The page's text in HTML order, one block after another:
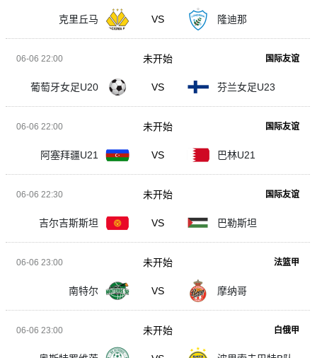
克里丘马 VS 隆迪那
06-06 22:00 国际友谊
葡萄牙女足U20 VS 芬兰女足U23
未开始
06-06 22:00 国际友谊
阿塞拜疆U21 VS 巴林U21
未开始
06-06 22:30 国际友谊
吉尔吉斯斯坦 VS 巴勒斯坦
未开始
06-06 23:00 法篮甲
南特尔 VS 摩纳哥
未开始
06-06 23:00 白俄甲
未开始